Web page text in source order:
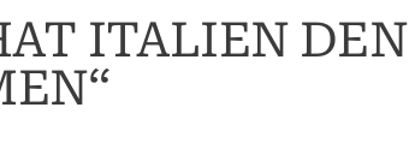
ITALIEN DEN